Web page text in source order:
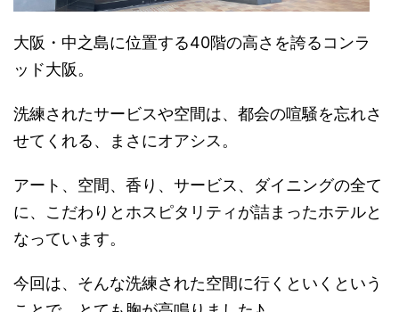
大阪・中之島に位置する40階の高さを誇るコンラ
ッド大阪。
洗練されたサービスや空間は、都会の喧騒を忘れさ
せてくれる、まさにオアシス。
アート、空間、香り、サービス、ダイニングの全て
に、こだわりとホスピタリティが詰まったホテルと
なっています。
今回は、そんな洗練された空間に行くといくという